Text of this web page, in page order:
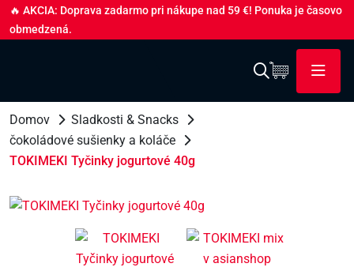
🔥 AKCIA: Doprava zadarmo pri nákupe nad 59 €! Ponuka je časovo
obmedzená.
Domov
Sladkosti & Snacks
čokoládové sušienky a koláče
TOKIMEKI Tyčinky jogurtové 40g